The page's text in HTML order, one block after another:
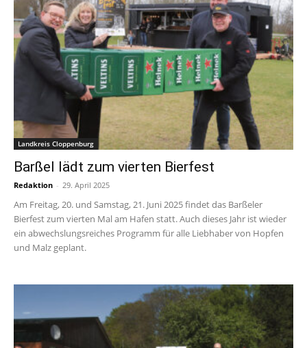
Landkreis Cloppenburg
Barßel lädt zum vierten Bierfest
Redaktion - 29. April 2025
Am Freitag, 20. und Samstag, 21. Juni 2025 findet das Barßeler
Bierfest zum vierten Mal am Hafen statt. Auch dieses Jahr ist wieder
ein abwechslungsreiches Programm für alle Liebhaber von Hopfen
und Malz geplant.